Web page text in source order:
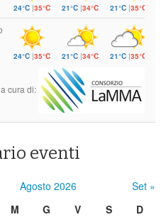
24°C |35°C 21°C |34°C 21°C |35°C
24°C |35°C 21°C |34°C 21°C |35°C
cura di:
eventi
Agosto 2026
Set »
M G V S
D